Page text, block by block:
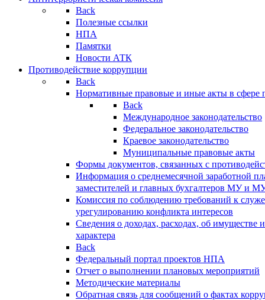
Back
Полезные ссылки
НПА
Памятки
Новости АТК
Противодействие коррупции
Back
Нормативные правовые и иные акты в сфере
Back
Международное законодательство
Федеральное законодательство
Краевое законодательство
Муниципальные правовые акты
Формы документов, связанных с
Информация о среднемесячной заработной
заместителей и главных бухгалтеров МУ и
Комиссия по соблюдению требований к
урегулированию конфликта интересов
Сведения о доходах, расходах, об имуществе
характера
Back
Федеральный портал проектов НПА
Отчет о выполнении плановых мероприятий
Методические материалы
Обратная связь для сообщений о фактах